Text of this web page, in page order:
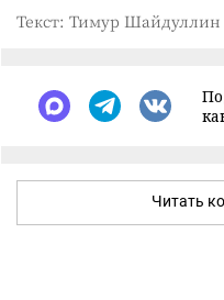
Текст: Тимур Шайдуллин
Читать